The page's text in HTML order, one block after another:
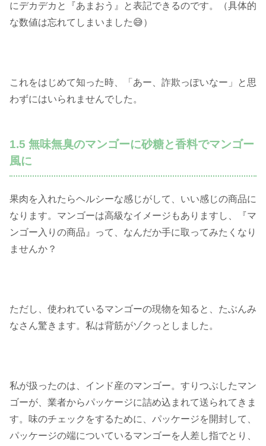
にデカデカと『あまおう』と表記できるのです。（具体的
な数値は忘れてしまいました😅）
これをはじめて知った時、「あー、詐欺っぽいなー」と思
わずにはいられませんでした。
1.5 無味無臭のマンゴーに砂糖と香料でマンゴー
風に
果肉を入れたらヘルシーな感じがして、いい感じの商品に
なります。マンゴーは高級なイメージもありますし、『マ
ンゴー入りの商品』って、なんだか手に取ってみたくなり
ませんか？
ただし、使われているマンゴーの現物を知ると、たぶんみ
なさん驚きます。私は背筋がゾクっとしました。
私が扱ったのは、インド産のマンゴー。すりつぶしたマン
ゴーが、業者からパッケージに詰め込まれて送られてきま
す。味のチェックをするために、パッケージを開封して、
パッケージの端についているマンゴーを人差し指でとり、